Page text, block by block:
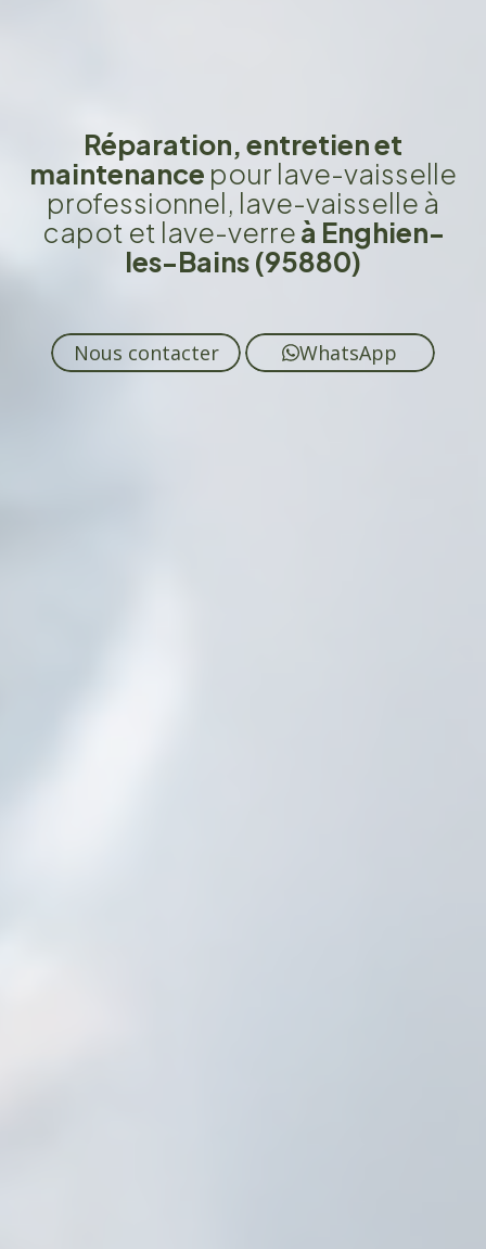
Réparation, entretien et
maintenance pour lave-vaisselle
professionnel, lave-vaisselle à
capot et lave-verreà Enghien-
les-Bains (95880)
Nous contacter WhatsApp